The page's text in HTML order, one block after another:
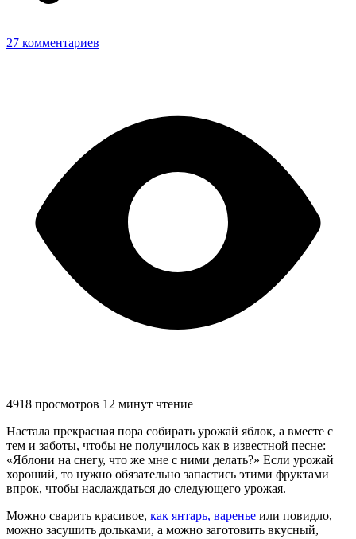
27 комментариев
4918 просмотров 12 минут чтение
Настала прекрасная пора собирать урожай яблок, а вместе с
тем и заботы, чтобы не получилось как в известной песне:
«Яблони на снегу, что же мне с ними делать?» Если урожай
хороший, то нужно обязательно запастись этими фруктами
впрок, чтобы наслаждаться до следующего урожая.
Можно сварить красивое, как янтарь, варенье или повидло,
можно засушить дольками, а можно заготовить вкусный,